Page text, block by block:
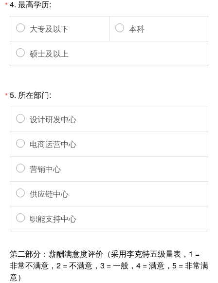
*4. 最高学历:
大专及以下 本科
硕士及以上
*5. 所在部门:
设计研发中心
电商运营中心
营销中心
供应链中心
职能支持中心
第二部分：薪酬满意度评价（采用李克特五级量表，1 =
非常不满意，2 = 不满意，3 = 一般，4 = 满意，5 = 非常满
意）